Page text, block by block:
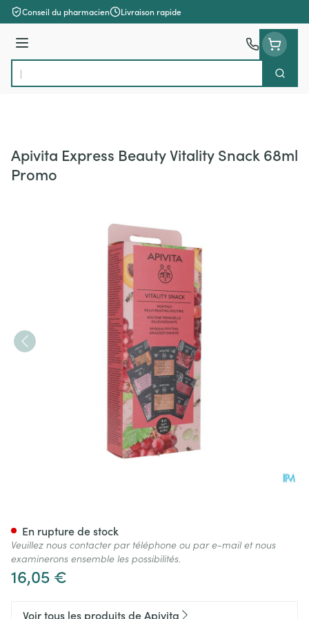
Aller au contenu
Conseil du pharmacien Livraison rapide
Menu
Rechercher
Apivita Express Beauty Vitality Snack 68ml
Promo
16,05 €
En rupture de stock
Veuillez nous contacter par téléphone ou par e-mail et nous
examinerons ensemble les possibilités.
Voir tous les produits de Apivita